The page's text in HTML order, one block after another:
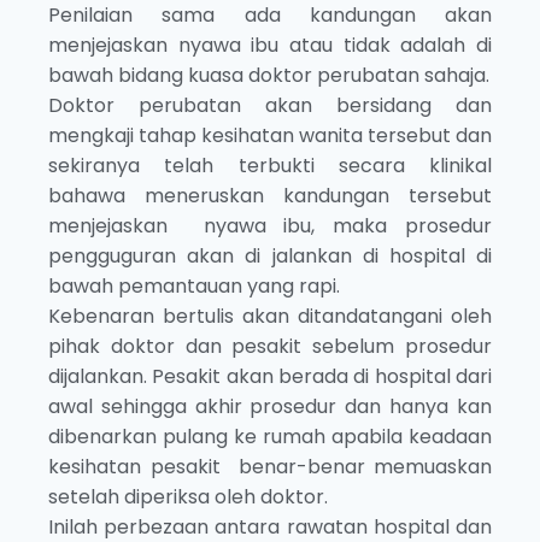
Penilaian sama ada kandungan akan
menjejaskan nyawa ibu atau tidak adalah di
bawah bidang kuasa doktor perubatan sahaja.
Doktor perubatan akan bersidang dan
mengkaji tahap kesihatan wanita tersebut dan
sekiranya telah terbukti secara klinikal
bahawa meneruskan kandungan tersebut
menjejaskan nyawa ibu, maka prosedur
pengguguran akan di jalankan di hospital di
bawah pemantauan yang rapi.
Kebenaran bertulis akan ditandatangani oleh
pihak doktor dan pesakit sebelum prosedur
dijalankan. Pesakit akan berada di hospital dari
awal sehingga akhir prosedur dan hanya kan
dibenarkan pulang ke rumah apabila keadaan
kesihatan pesakit benar-benar memuaskan
setelah diperiksa oleh doktor.
Inilah perbezaan antara rawatan hospital dan